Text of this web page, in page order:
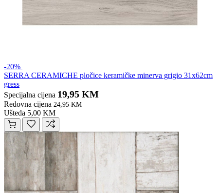
-20%
SERRA CERAMICHE pločice keramičke minerva grigio 31x62cm
gress
Specijalna cijena 19,95 KM
Redovna cijena 24,95 KM
Ušteda 5,00 KM